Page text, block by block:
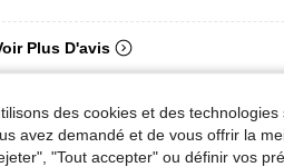
Plus D'avis
des cookies et des
avez demandé et de vous offrir la
"Tout accepter" ou définir vos